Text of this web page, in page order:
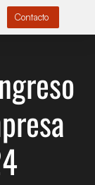
Contacto